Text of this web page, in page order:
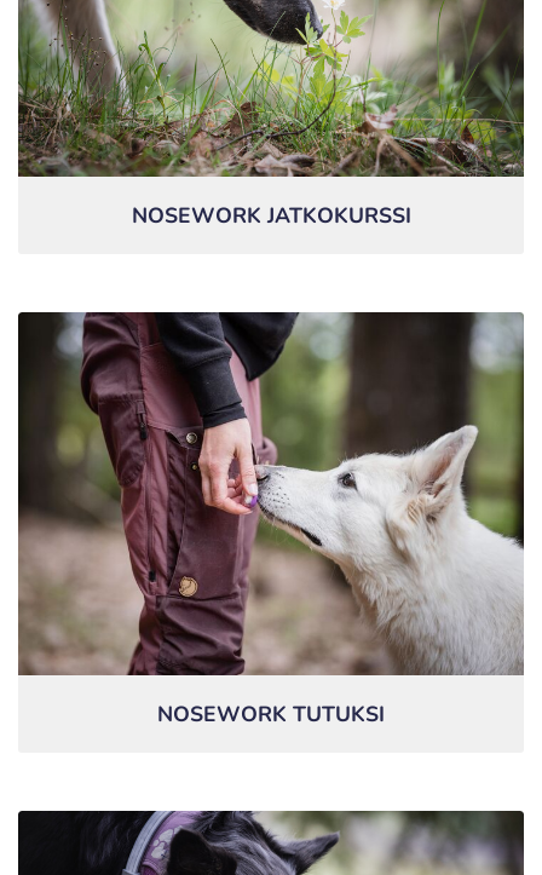
NOSEWORK JATKOKURSSI
NOSEWORK TUTUKSI